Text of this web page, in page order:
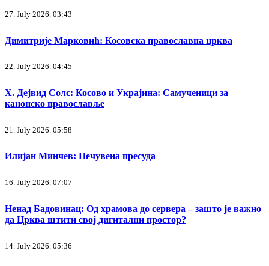
27. July 2026. 03:43
Димитрије Марковић: Косовска православна црква
22. July 2026. 04:45
Х. Дејвид Солс: Косово и Украјина: Самученици за
канонско православље
21. July 2026. 05:58
Илијан Минчев: Нечувена пресуда
16. July 2026. 07:07
Ненад Бадовинац: Од храмова до сервера – зашто је важно
да Црква штити свој дигитални простор?
14. July 2026. 05:36